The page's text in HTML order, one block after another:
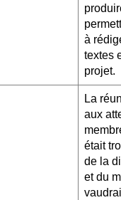
à
textes
projet.
La
aux
était
de la
et du